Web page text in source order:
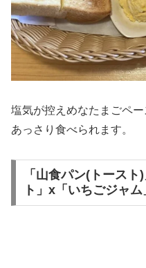
塩気が控えめなたまごペ
あっさり食べられます。
「山食パン(トース
ト」x「いちごジャム